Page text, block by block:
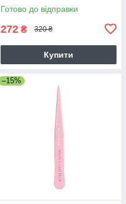
Готово до відправки
272 ₴ 320 ₴
Купити
–15%